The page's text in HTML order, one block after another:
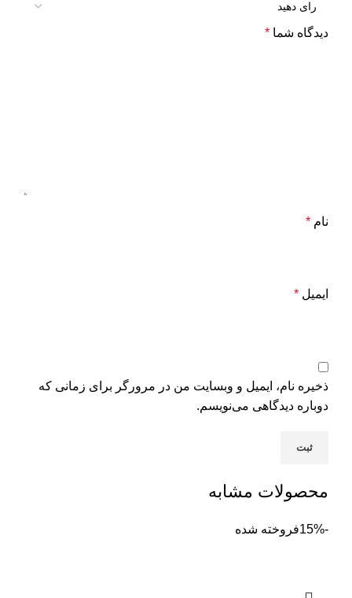
دیدگاه شما *
نام *
ایمیل *
ذخیره نام، ایمیل و وبسایت من در مرورگر برای زمانی که
دوباره دیدگاهی می‌نویسم.
محصولات مشابه
-15% فروخته شده